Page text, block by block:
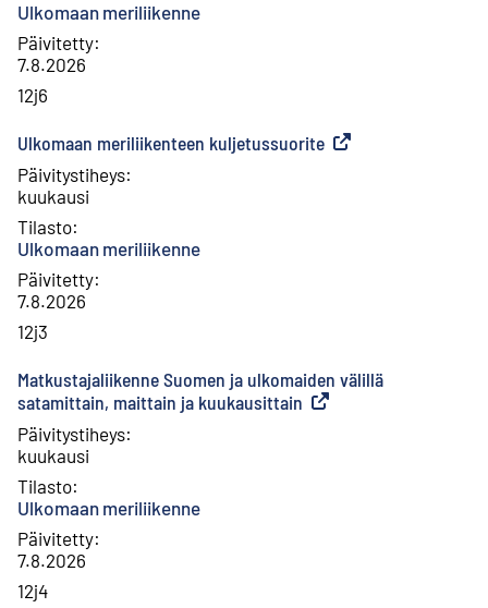
Ulkomaan meriliikenne
Päivitetty:
7.8.2026
12j6
Ulkomaan meriliikenteen kuljetussuorite Ulkoinen linkki
Päivitystiheys:
kuukausi
Tilasto:
Ulkomaan meriliikenne
Päivitetty:
7.8.2026
12j3
Matkustajaliikenne Suomen ja ulkomaiden välillä
satamittain, maittain ja kuukausittain Ulkoinen linkki
Päivitystiheys:
kuukausi
Tilasto:
Ulkomaan meriliikenne
Päivitetty:
7.8.2026
12j4